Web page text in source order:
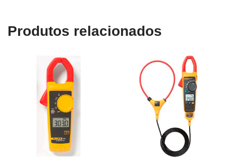
Produtos relacionados